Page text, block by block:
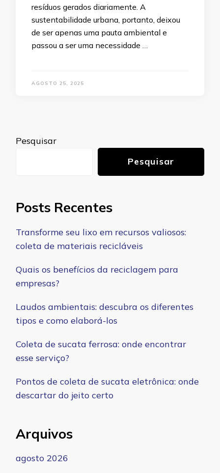
resíduos gerados diariamente. A
sustentabilidade urbana, portanto, deixou
de ser apenas uma pauta ambiental e
passou a ser uma necessidade …
AGOSTO 25, 2025
Pesquisar
Pesquisar
Posts Recentes
Transforme seu lixo em recursos valiosos:
coleta de materiais recicláveis
Quais os benefícios da reciclagem para
empresas?
Laudos ambientais: descubra os diferentes
tipos e como elaborá-los
Coleta de sucata ferrosa: onde encontrar
esse serviço?
Pontos de coleta de sucata eletrônica: onde
descartar do jeito certo
Arquivos
agosto 2026